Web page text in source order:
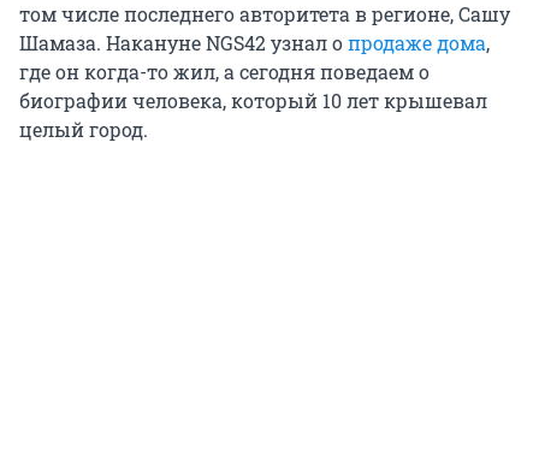
том числе последнего авторитета в регионе, Сашу
Шамаза. Накануне NGS42 узнал опродаже дома,
где он когда-то жил, а сегодня поведаем о
биографии человека, который 10 лет крышевал
целый город.